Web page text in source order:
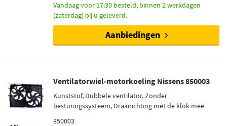
Vandaag voor 17:30 besteld, binnen 2 werkdagen
(zaterdag) bij u geleverd.
Aanbiedingen
Ventilatorwiel-motorkoeling Nissens 850003
Kunststof, Dubbele ventilator, Zonder
besturingssysteem, Draairichting met de klok mee
850003